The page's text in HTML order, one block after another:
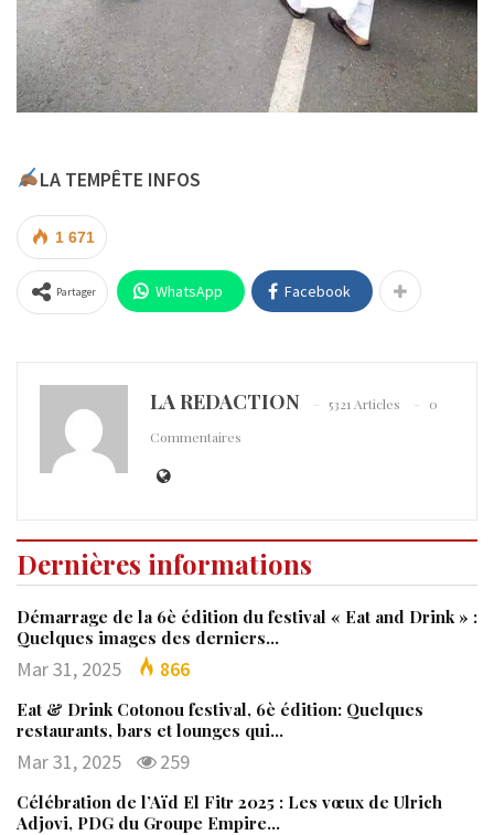
LA TEMPÊTE INFOS
1 671
Partager WhatsApp Facebook
LA REDACTION 5321 Articles
0
Commentaires
Dernières informations
Démarrage de la 6è édition du festival « Eat and Drink » :
Quelques images des derniers…
Mar 31, 2025 866
Eat & Drink Cotonou festival, 6è édition: Quelques
restaurants, bars et lounges qui…
Mar 31, 2025 259
Célébration de l’Aïd El Fitr 2025 : Les vœux de Ulrich
Adjovi, PDG du Groupe Empire…